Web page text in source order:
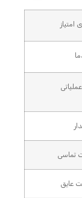
امتیاز
تماسی
عایق